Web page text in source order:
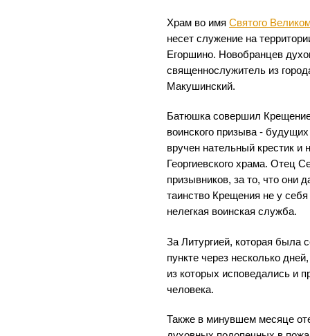
Храм во имяСвятого
несет служение на
Егоршино. Новобранцев
священнослужитель из
Макушинский.
Батюшка совершил Крещение
воинского призыва -
вручен нательный крестик и
Георгиевского храма. Отец
призывников, за то, что они
таинство Крещения не у
нелегкая воинская служба.
За Литургией, которая была
пункте через несколько
из которых исповедались и
человека.
Также в минувшем месяце